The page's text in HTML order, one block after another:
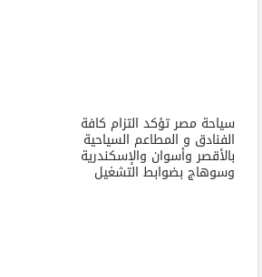
سياحة مصر تؤكد التزام كافة
الفنادق و المطاعم السياحية
بالأقصر وأسوان والإسكندرية
وسوهاج بضوابط التشغيل